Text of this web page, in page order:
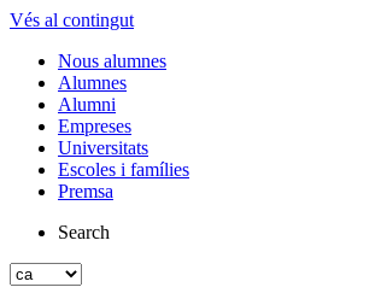
Vés al contingut
Nous alumnes
Alumnes
Alumni
Empreses
Universitats
Escoles i famílies
Premsa
Search